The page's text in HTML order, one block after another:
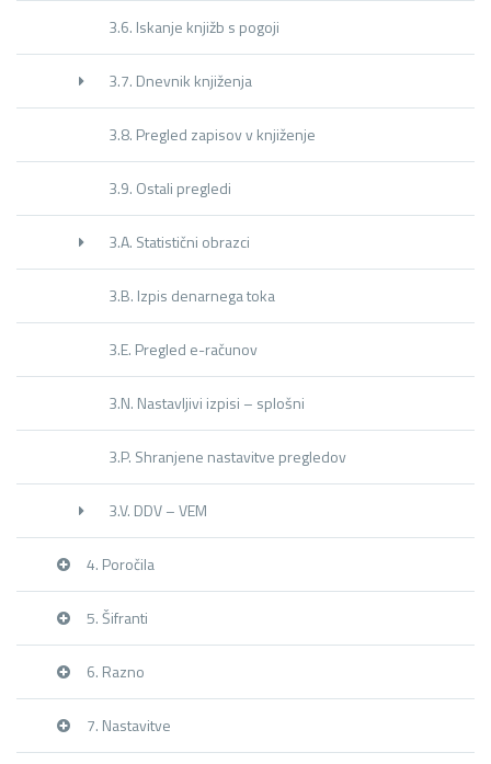
3.6. Iskanje knjižb s pogoji
3.7. Dnevnik knjiženja
3.8. Pregled zapisov v knjiženje
3.9. Ostali pregledi
3.A. Statistični obrazci
3.B. Izpis denarnega toka
3.E. Pregled e-računov
3.N. Nastavljivi izpisi – splošni
3.P. Shranjene nastavitve pregledov
3.V. DDV – VEM
4. Poročila
5. Šifranti
6. Razno
7. Nastavitve